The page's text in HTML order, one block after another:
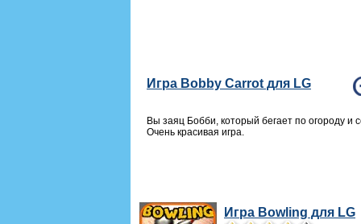
Игра Bobby Carrot для LG
Вы заяц Бобби, который бегает по огороду и
Очень красивая игра.
Игра Bowling для LG